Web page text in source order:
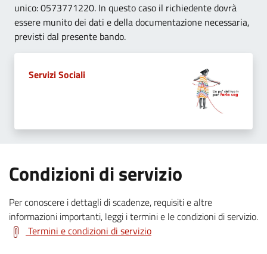
unico: 0573771220. In questo caso il richiedente dovrà
essere munito dei dati e della documentazione necessaria,
previsti dal presente bando..
Servizi Sociali.
Condizioni di servizio
Per conoscere i dettagli di scadenze, requisiti e altre
informazioni importanti, leggi i termini e le condizioni di servizio..
Termini e condizioni di servizio